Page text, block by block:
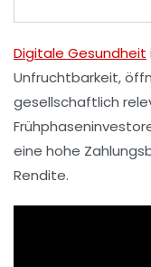
Digitale Gesundheit
Unfruchtbarkeit,
gesellschaftlich
eine hohe
Rendite.